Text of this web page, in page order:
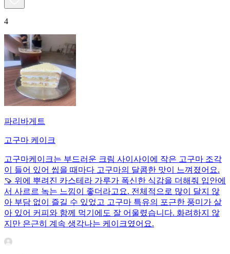
4
파리바게트
고구마 케이크
고구마케이크는 부드러운 크림 사이사이에 작은 고구마 조각
이 들어 있어 씹을 때마다 고구마의 달콤한 맛이 느껴졌어요.
🍠 위에 뿌려진 카스테라 가루가 폭신한 식감을 더해줘 입안에
서 사르르 녹는 느낌이 좋더라고요. 전체적으로 많이 달지 않
아 부담 없이 즐길 수 있었고 고구마 특유의 포근한 풍미가 살
아 있어 커피와 함께 먹기에도 잘 어울렸습니다. 화려하지 않
지만 은근히 계속 생각나는 케이크였어요.